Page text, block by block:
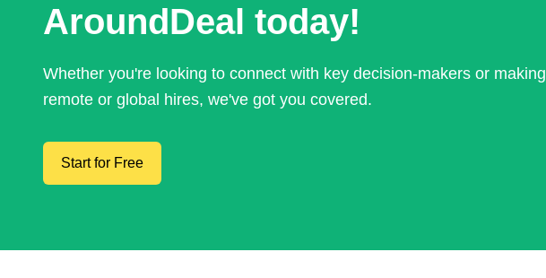
AroundDeal today!
Whether you're looking to connect with key decision-makers or making
remote or global hires, we've got you covered.
Start for Free